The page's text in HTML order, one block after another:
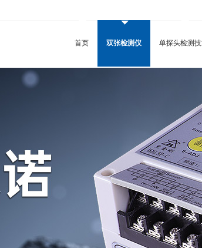
首页 双张检测仪
PCB检测用双张检测仪
锂电池用双张检测仪
瓶盖垫片双张检测仪
单探头检测